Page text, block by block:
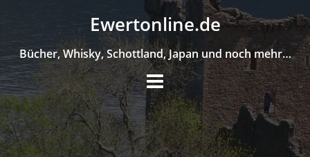
to
Ewertonline.de
Bücher, Whisky, Schottland, Japan und noch mehr…